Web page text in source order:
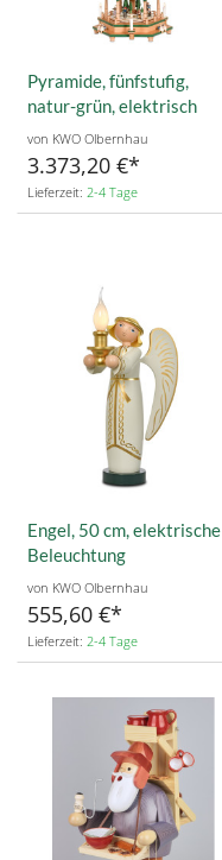
Pyramide, fünfstufig,
natur-grün, elektrisch
von KWO Olbernhau
3.373,20 €
Lieferzeit: 2-4 Tage
Engel, 50 cm, elektrische
Beleuchtung
von KWO Olbernhau
555,60 €
Lieferzeit: 2-4 Tage